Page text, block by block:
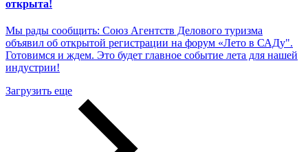
открыта!
Мы рады сообщить: Союз Агентств Делового туризма
объявил об открытой регистрации на форум «Лето в САДу".
Готовимся и ждем. Это будет главное событие лета для нашей
индустрии!
Загрузить еще